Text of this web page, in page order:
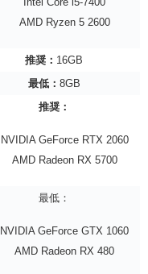
AMD Ryzen 5 2600
推奨： 16GB
最低： 8GB
推奨：
NVIDIA GeForce RTX 2060
AMD Radeon RX 5700
最低：
NVIDIA GeForce GTX 1060
AMD Radeon RX 480